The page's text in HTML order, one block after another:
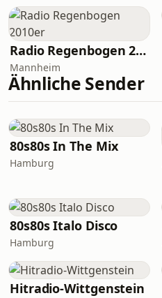
Radio Regenbogen 2010er
Mannheim
Ähnliche Sender
80s80s In The Mix
Hamburg
80s80s Italo Disco
Hamburg
Hitradio-Wittgenstein